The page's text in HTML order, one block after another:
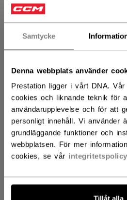
Samtycke
Denna webbplats använder
Prestation ligger i vårt DNA. Vår
cookies och liknande teknik för
användarupplevelse och för att
personligt innehåll. Vi använder
grundläggande funktioner och
webbplatsen. För mer
cookies, se vår integritetspolicy
STORLEK
ANTAL
LÄGG I VARUKORG
HITTA I BUTIK